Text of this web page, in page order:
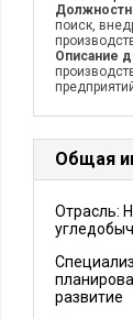
поиск,
Описание
Общая
Отрасль:
развитие